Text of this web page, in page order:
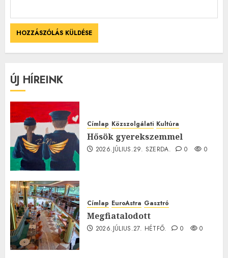
ÚJ HÍREINK
Címlap Közszolgálati Kultúra
Hősök gyerekszemmel
2026.JÚLIUS.29. SZERDA. 0 0
Címlap EuroAstra Gasztró
Megfiatalodott
2026.JÚLIUS.27. HÉTFŐ. 0 0